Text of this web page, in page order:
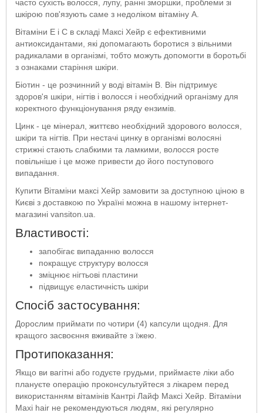
часто сухість волосся, лупу, ранні зморшки, проблеми зі
шкірою пов'язують саме з недоліком вітаміну А.
Вітаміни Е і С в складі Максі Хейр є ефективними
антиоксидантами, які допомагають боротися з вільними
радикалами в організмі, тобто можуть допомогти в боротьбі
з ознаками старіння шкіри.
Біотин - це розчинний у воді вітамін B. Він підтримує
здоров'я шкіри, нігтів і волосся і необхідний організму для
коректного функціонування ряду ензимів.
Цинк - це мінерал, життєво необхідний здорового волосся,
шкіри та нігтів. При нестачі цинку в організмі волосяні
стрижні стають слабкими та ламкими, волосся росте
повільніше і це може привести до його поступового
випадання.
Купити Вітаміни максі Хейр замовити за доступною ціною в
Києві з доставкою по Україні можна в нашому інтернет-
магазині vansiton.ua.
Властивості:
запобігає випаданню волосся
покращує структуру волосся
зміцнює нігтьові пластини
підвищує еластичність шкіри
Спосіб застосування:
Дорослим приймати по чотири (4) капсули щодня. Для
кращого засвоєння вживайте з їжею.
Протипоказання:
Якщо ви вагітні або годуєте грудьми, приймаєте ліки або
плануєте операцію проконсультуйтеся з лікарем перед
використанням вітамінів Кантрі Лайф Максі Хейр. Вітаміни
Maxi hair не рекомендуються людям, які регулярно